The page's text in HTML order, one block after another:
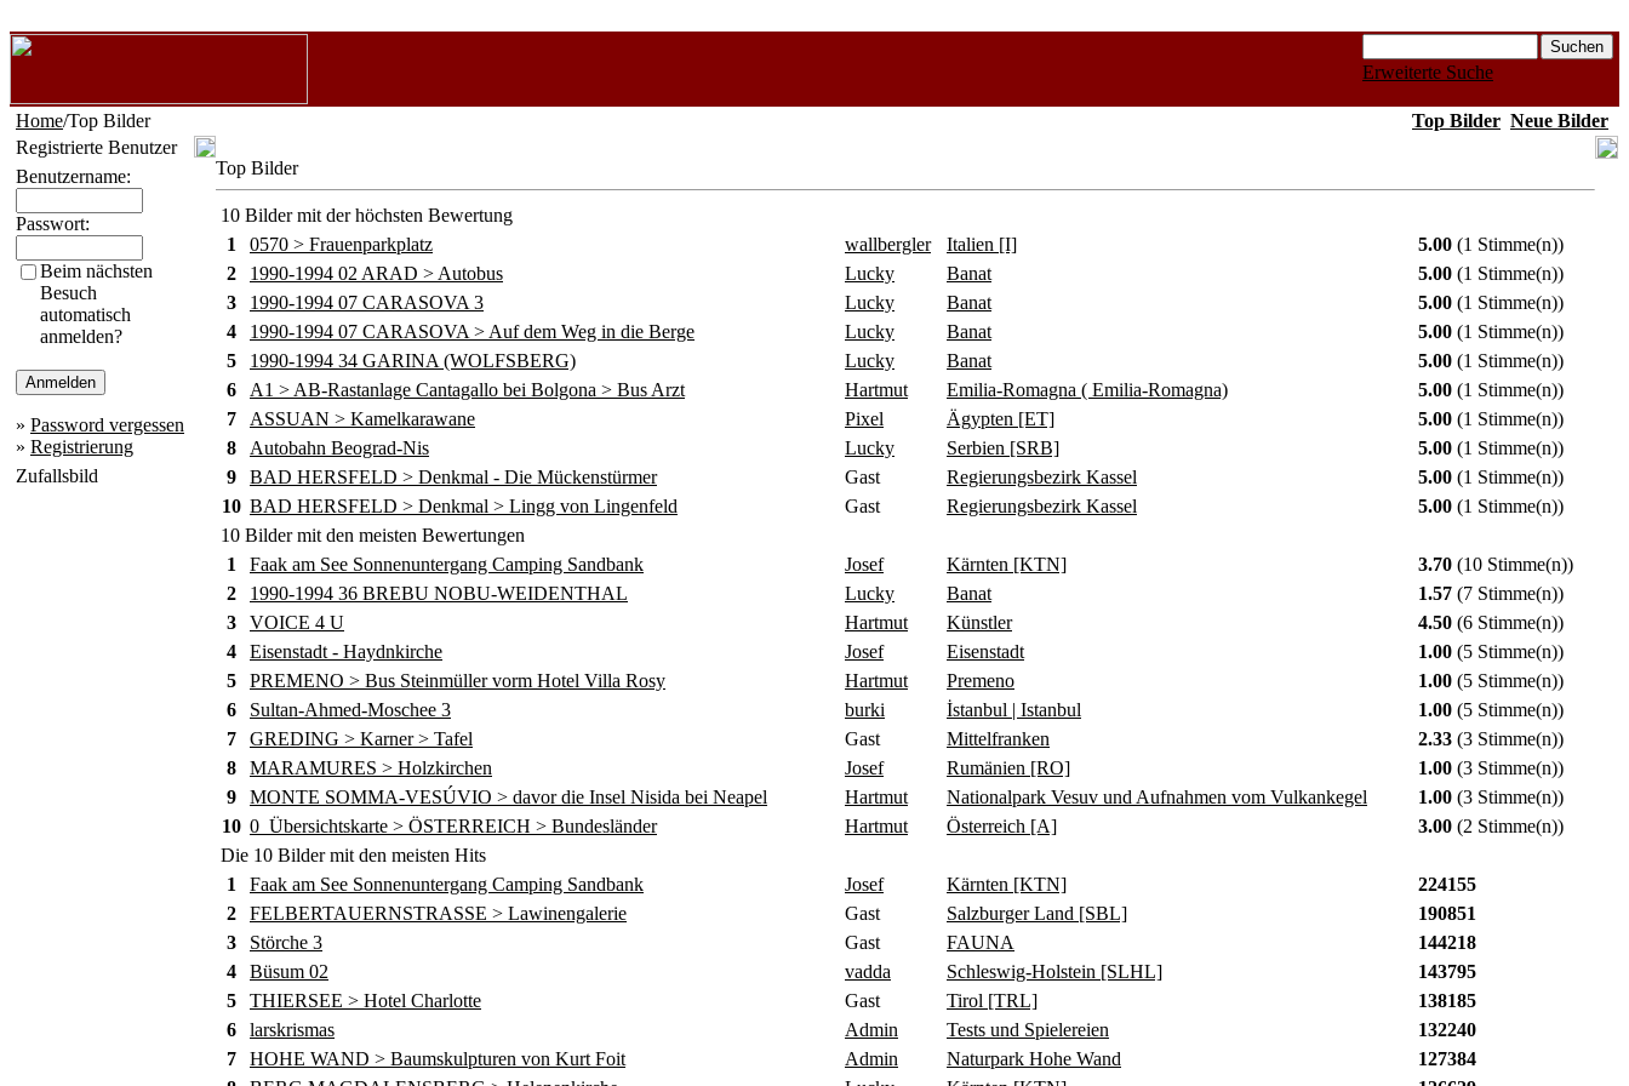
Erweiterte Suche
Home/Top Bilder Top Bilder Neue Bilder
Registrierte Benutzer
Benutzername:
Passwort:
Beim nächsten
Besuch
automatisch
anmelden?
» Password vergessen
» Registrierung
Zufallsbild
Top Bilder
10 Bilder mit der höchsten Bewertung
1
0570 > Frauenparkplatz wallbergler Italien [I] 5.00 (1 Stimme(n))
2
1990-1994 02 ARAD > Autobus Lucky Banat 5.00 (1 Stimme(n))
3
1990-1994 07 CARASOVA 3 Lucky Banat 5.00 (1 Stimme(n))
4
1990-1994 07 CARASOVA > Auf dem Weg in die Berge Lucky Banat 5.00 (1 Stimme(n))
5
1990-1994 34 GARINA (WOLFSBERG) Lucky Banat 5.00 (1 Stimme(n))
6
A1 > AB-Rastanlage Cantagallo bei Bolgona > Bus Arzt Hartmut Emilia-Romagna ( Emilia-Romagna) 5.00 (1 Stimme(n))
7
ASSUAN > Kamelkarawane Pixel Ägypten [ET] 5.00 (1 Stimme(n))
8
Autobahn Beograd-Nis Lucky Serbien [SRB] 5.00 (1 Stimme(n))
9
BAD HERSFELD > Denkmal - Die Mückenstürmer Gast Regierungsbezirk Kassel 5.00 (1 Stimme(n))
10 BAD HERSFELD > Denkmal > Lingg von Lingenfeld Gast Regierungsbezirk Kassel 5.00 (1 Stimme(n))
10 Bilder mit den meisten Bewertungen
1
Faak am See Sonnenuntergang Camping Sandbank Josef Kärnten [KTN] 3.70 (10 Stimme(n))
2
1990-1994 36 BREBU NOBU-WEIDENTHAL Lucky Banat 1.57 (7 Stimme(n))
3
VOICE 4 U Hartmut Künstler 4.50 (6 Stimme(n))
4
Eisenstadt - Haydnkirche Josef Eisenstadt 1.00 (5 Stimme(n))
5
PREMENO > Bus Steinmüller vorm Hotel Villa Rosy Hartmut Premeno 1.00 (5 Stimme(n))
6
Sultan-Ahmed-Moschee 3 burki İstanbul | Istanbul 1.00 (5 Stimme(n))
7
GREDING > Karner > Tafel Gast Mittelfranken 2.33 (3 Stimme(n))
8
MARAMURES > Holzkirchen Josef Rumänien [RO] 1.00 (3 Stimme(n))
9
MONTE SOMMA-VESÚVIO > davor die Insel Nisida bei Neapel Hartmut Nationalpark Vesuv und Aufnahmen vom Vulkankegel 1.00 (3 Stimme(n))
10 0_Übersichtskarte > ÖSTERREICH > Bundesländer Hartmut Österreich [A] 3.00 (2 Stimme(n))
Die 10 Bilder mit den meisten Hits
1
Faak am See Sonnenuntergang Camping Sandbank Josef Kärnten [KTN]
224155
2
FELBERTAUERNSTRASSE > Lawinengalerie Gast Salzburger Land [SBL]
190851
3
Störche 3 Gast FAUNA
144218
4
Büsum 02 vadda Schleswig-Holstein [SLHL]
143795
5
THIERSEE > Hotel Charlotte Gast Tirol [TRL]
138185
6
larskrismas Admin Tests und Spielereien
132240
7
HOHE WAND > Baumskulpturen von Kurt Foit Admin Naturpark Hohe Wand
127384